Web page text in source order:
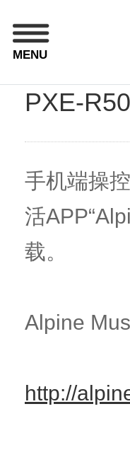
MENU
PXE-
手机端操
活
载。
Alpine
http://